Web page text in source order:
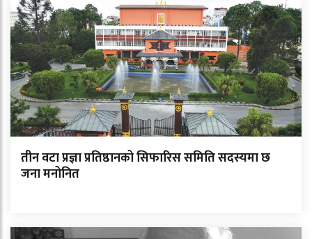
तीन वटा प्रज्ञा प्रतिष्ठानको सिफारिस समिति सदस्यमा छ
जना मनोनित